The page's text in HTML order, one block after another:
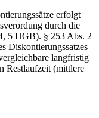
erfolgt
durch die
5 HGB). § 253 Abs. 2
Diskontierungssatzes
langfristig
Restlaufzeit (mittlere